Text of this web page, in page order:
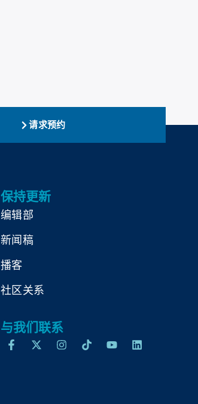
请求预约
保持更新
编辑部
新闻稿
播客
社区关系
与我们联系